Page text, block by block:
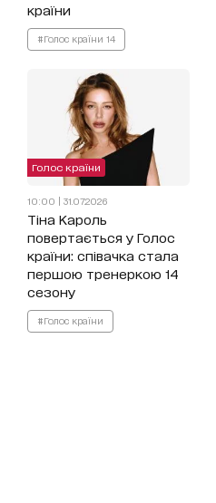
країни
#Голос країни 14
Голос країни
10:00 | 31.07.2026
Тіна Кароль
повертається у Голос
країни: співачка стала
першою тренеркою 14
сезону
#Голос країни